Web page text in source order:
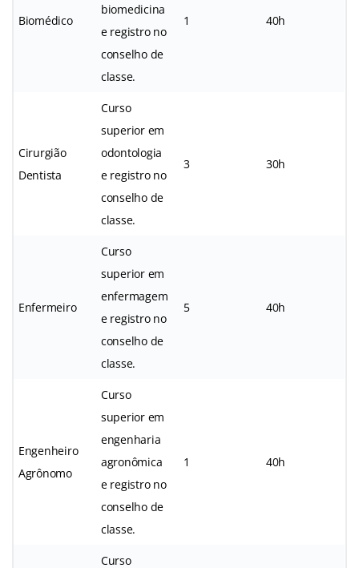
Biomédico
biomedicina
e registro no
conselho de
classe.
1 40h
Cirurgião
Dentista
Curso
superior em
odontologia
e registro no
conselho de
classe.
3 30h
Enfermeiro
Curso
superior em
enfermagem
e registro no
conselho de
classe.
5 40h
Engenheiro
Agrônomo
Curso
superior em
engenharia
agronômica
e registro no
conselho de
classe.
1 40h
Curso